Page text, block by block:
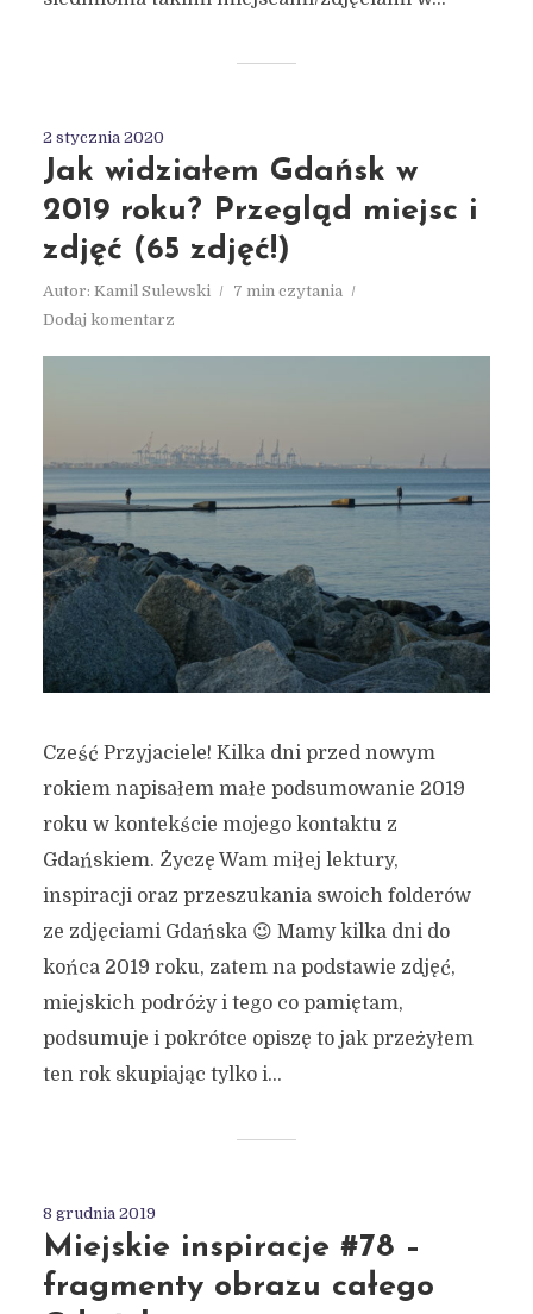
2 stycznia 2020
Jak widziałem Gdańsk w
2019 roku? Przegląd miejsc i
zdjęć (65 zdjęć!)
Autor: Kamil Sulewski
7 min czytania
Dodaj komentarz
Cześć Przyjaciele! Kilka dni przed nowym
rokiem napisałem małe podsumowanie 2019
roku w kontekście mojego kontaktu z
Gdańskiem. Życzę Wam miłej lektury,
inspiracji oraz przeszukania swoich folderów
ze zdjęciami Gdańska 😉 Mamy kilka dni do
końca 2019 roku, zatem na podstawie zdjęć,
miejskich podróży i tego co pamiętam,
podsumuje i pokrótce opiszę to jak przeżyłem
ten rok skupiając tylko i...
8 grudnia 2019
Miejskie inspiracje #78 –
fragmenty obrazu całego